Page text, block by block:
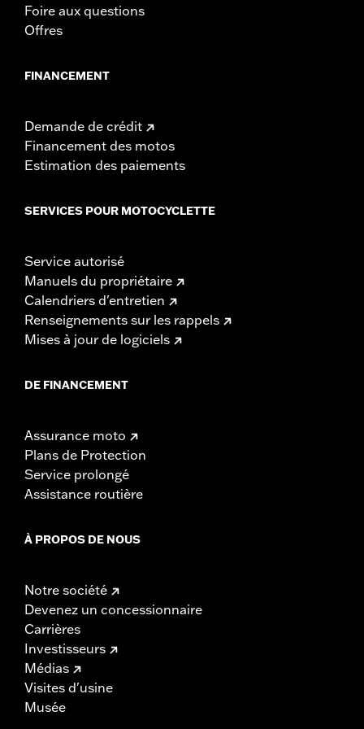
Foire aux questions
Offres
FINANCEMENT
Demande de crédit
Financement des motos
Estimation des paiements
SERVICES POUR MOTOCYCLETTE
Service autorisé
Manuels du propriétaire
Calendriers d'entretien
Renseignements sur les rappels
Mises à jour de logiciels
DE FINANCEMENT
Assurance moto
Plans de Protection
Service prolongé
Assistance routière
À PROPOS DE NOUS
Notre société
Devenez un concessionnaire
Carrières
Investisseurs
Médias
Visites d'usine
Musée